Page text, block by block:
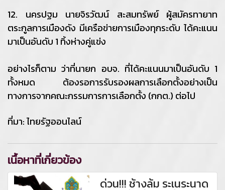
12. นครปฐม นายจิรวัฒน์ สะสมทรัพย์ ผู้สมัครทายาท
ตระกูลการเมืองดัง มีเครือข่ายการเมืองทุกระดับ ได้คะแนน
มาเป็นอันดับ 1 ทิ้งห่างคู่แข่ง
อย่างไรก็ตาม ว่าที่นายก อบจ. ที่ได้คะแนนมาเป็นอันดับ 1
ทั้งหมด ต้องรอการรับรองผลการเลือกตั้งอย่างเป็น
ทางการจากคณะกรรมการการเลือกตั้ง (กกต.) ต่อไป
ที่มา: ไทยรัฐออนไลน์
เนื้อหาที่เกี่ยวข้อง
ด่วน!!! ช้างล้ม ระเนระนาด